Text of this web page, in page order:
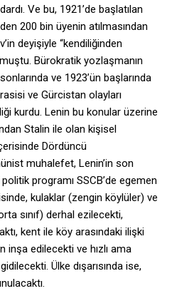
Ve bu, 1921’de başlatılan
200 bin üyenin atılmasından
deyişiyle “kendiliğinden
Bürokratik yozlaşmanın
ve 1923’ün başlarında
ve Gürcistan olayları
kurdu. Lenin bu konular üzerine
Stalin ile olan kişisel
Dördüncü
muhalefet, Lenin’in son
programı SSCB’de egemen
kulaklar (zengin köylüler) ve
sınıf) derhal ezilecekti,
kent ile köy arasındaki ilişki
inşa edilecekti ve hızlı ama
Ülke dışarısında ise,